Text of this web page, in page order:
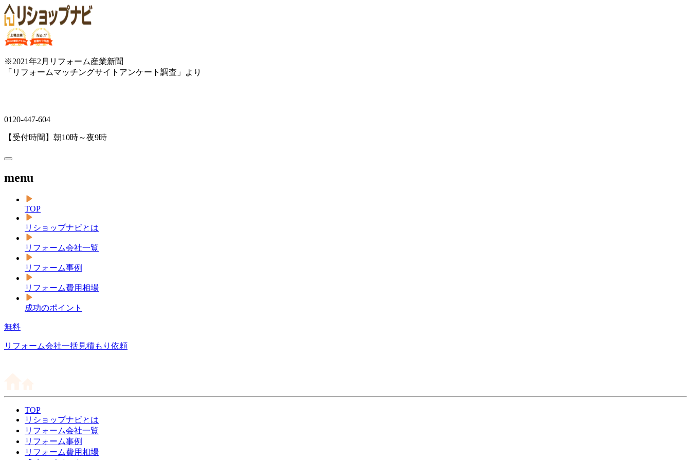
※2021年2月リフォーム産業新聞
「リフォームマッチングサイトアンケート調査」より
0120-447-604
【受付時間】朝10時～夜9時
menu
TOP
リショップナビとは
リフォーム会社一覧
リフォーム事例
リフォーム費用相場
成功のポイント
無料
リフォーム会社一括見積もり依頼
TOP
リショップナビとは
リフォーム会社一覧
リフォーム事例
リフォーム費用相場